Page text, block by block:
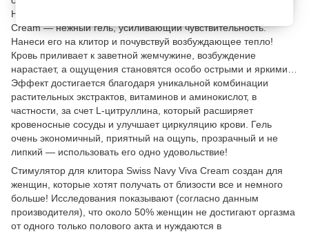
Нужно просто купить стимулятор для клитора Swiss Navy Viva
Cream — нежный гель, усиливающий чувствительность.
Нанеси его на клитор и почувствуй возбуждающее тепло!
Кровь приливает к заветной жемчужине, возбуждение
нарастает, а ощущения становятся особо острыми и яркими…
Эффект достигается благодаря уникальной комбинации
растительных экстрактов, витаминов и аминокислот, в
частности, за счет L-цитруллина, который расширяет
кровеносные сосуды и улучшает циркуляцию крови. Гель
очень экономичный, приятный на ощупь, прозрачный и не
липкий — использовать его одно удовольствие!
Стимулятор для клитора Swiss Navy Viva Cream создан для
женщин, которые хотят получать от близости все и немного
больше! Исследования показывают (согласно данным
производителя), что около 50% женщин не достигают оргазма
от одного только полового акта и нуждаются в